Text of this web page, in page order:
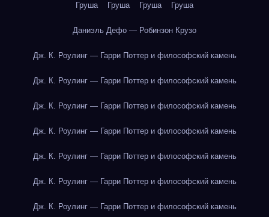
Груша Груша Груша Груша
Даниэль Дефо — Робинзон Крузо
Дж. К. Роулинг — Гарри Поттер и философский камень
Дж. К. Роулинг — Гарри Поттер и философский камень
Дж. К. Роулинг — Гарри Поттер и философский камень
Дж. К. Роулинг — Гарри Поттер и философский камень
Дж. К. Роулинг — Гарри Поттер и философский камень
Дж. К. Роулинг — Гарри Поттер и философский камень
Дж. К. Роулинг — Гарри Поттер и философский камень